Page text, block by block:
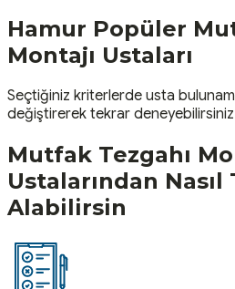
Hamur Popüler
Montajı Ustaları
Seçtiğiniz kriterlerde usta
değiştirerek tekrar
Mutfak Tezgahı
Ustalarından
Alabilirsin